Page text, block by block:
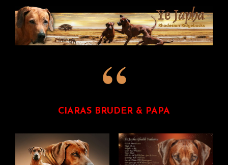
CIARAS BRUDER & PAPA